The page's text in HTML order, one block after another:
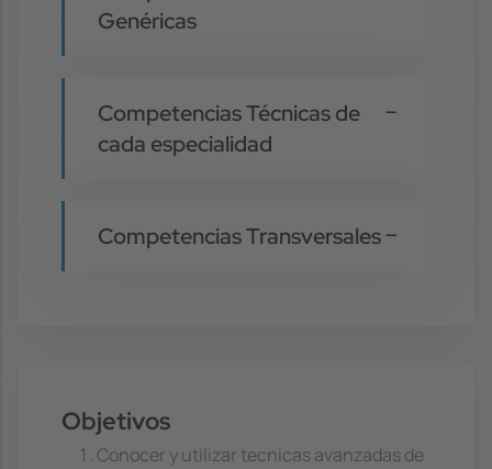
Genéricas
Competencias Técnicas de
cada especialidad
Competencias Transversales
Objetivos
Conocer y utilizar tecnicas avanzadas de